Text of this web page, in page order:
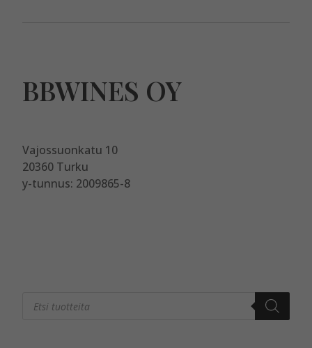
BBWINES OY
Vajossuonkatu 10
20360 Turku
y-tunnus: 2009865-8
search